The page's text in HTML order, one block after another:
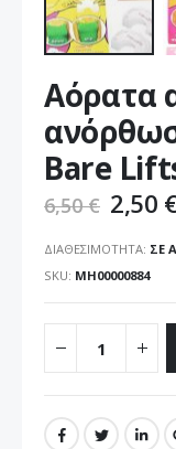
στην
αρχή
της
συλλογής
εικόνων
Αόρατα
Bare
6,50 € 2,50
ΔΙΑΘΕΣΙΜΌΤΗΤΑ: ΣΕ
SKU ΜΗ00000884